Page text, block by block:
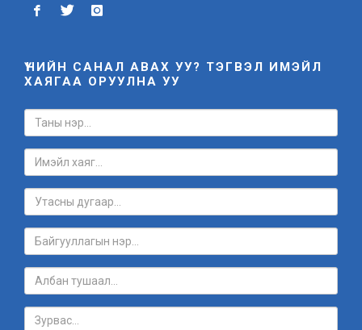
ҮНИЙН САНАЛ АВАХ УУ? ТЭГВЭЛ ИМЭЙЛ
ХАЯГАА ОРУУЛНА УУ